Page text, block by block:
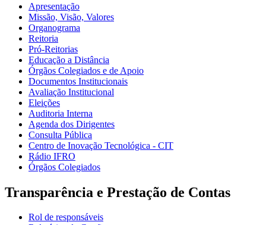
Apresentação
Missão, Visão, Valores
Organograma
Reitoria
Pró-Reitorias
Educação a Distância
Órgãos Colegiados e de Apoio
Documentos Institucionais
Avaliação Institucional
Eleições
Auditoria Interna
Agenda dos Dirigentes
Consulta Pública
Centro de Inovação Tecnológica - CIT
Rádio IFRO
Órgãos Colegiados
Transparência e Prestação de Contas
Rol de responsáveis